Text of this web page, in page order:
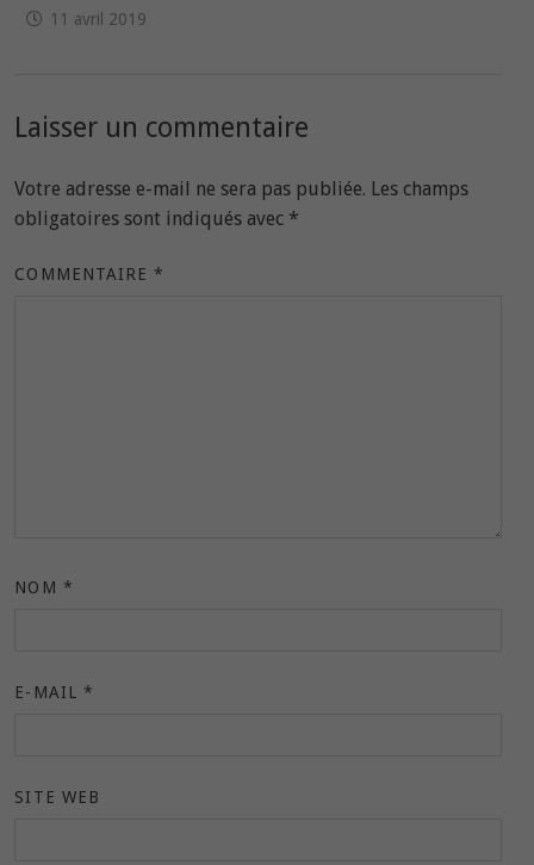
11 avril 2019
Laisser un commentaire
Votre adresse e-mail ne sera pas publiée. Les champs
obligatoires sont indiqués avec *
COMMENTAIRE*
NOM *
E-MAIL *
SITE WEB